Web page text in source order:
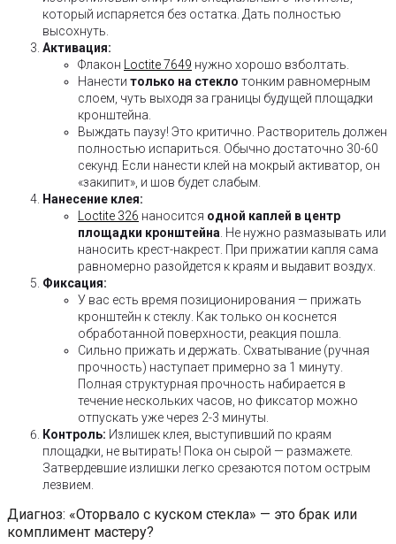
который испаряется без остатка. Дать полностью
высохнуть.
Активация:
Флакон
Loctite 7649 нужно хорошо взболтать.
Нанести только на стекло тонким равномерным
слоем, чуть выходя за границы будущей площадки
кронштейна.
Выждать паузу! Это критично. Растворитель должен
полностью испариться. Обычно достаточно 30-60
секунд. Если нанести клей на мокрый активатор, он
«закипит», и шов будет слабым.
Нанесение клея:
Loctite 326 наносится одной каплей в центр
площадки кронштейна . Не нужно размазывать или
наносить крест-накрест. При прижатии капля сама
равномерно разойдется к краям и выдавит воздух.
Фиксация:
У вас есть время позиционирования — прижать
кронштейн к стеклу. Как только он коснется
обработанной поверхности, реакция пошла.
Сильно прижать и держать. Схватывание (ручная
прочность) наступает примерно за 1 минуту.
Полная структурная прочность набирается в
течение нескольких часов, но фиксатор можно
отпускать уже через 2-3 минуты.
Контроль: Излишек клея, выступивший по краям
площадки, не вытирать! Пока он сырой — размажете.
Затвердевшие излишки легко срезаются потом острым
лезвием.
Диагноз: «Оторвало с куском стекла» — это брак или
комплимент мастеру?